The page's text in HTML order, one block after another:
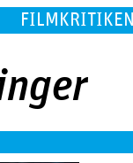
FILMKRITIKEN